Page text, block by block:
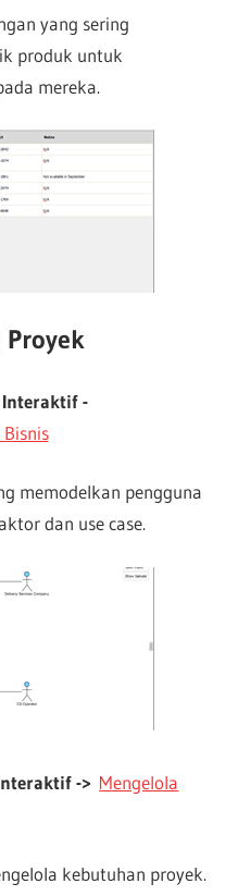
yang sering
produk untuk
mereka.
-
memodelkan pengguna
dan use case.
-> Mengelola
kebutuhan proyek.